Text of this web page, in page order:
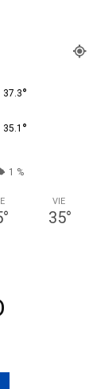
37.3°
35.1 °
1 %
°
VIE
35°